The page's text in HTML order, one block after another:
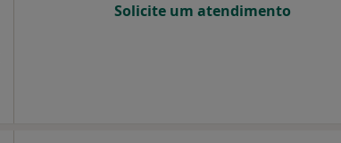
Solicite um atendimento